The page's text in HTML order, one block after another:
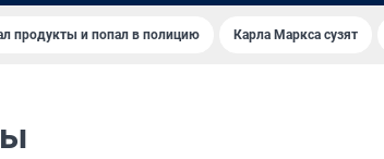
продукты и попал в полицию Карла Маркса сузят